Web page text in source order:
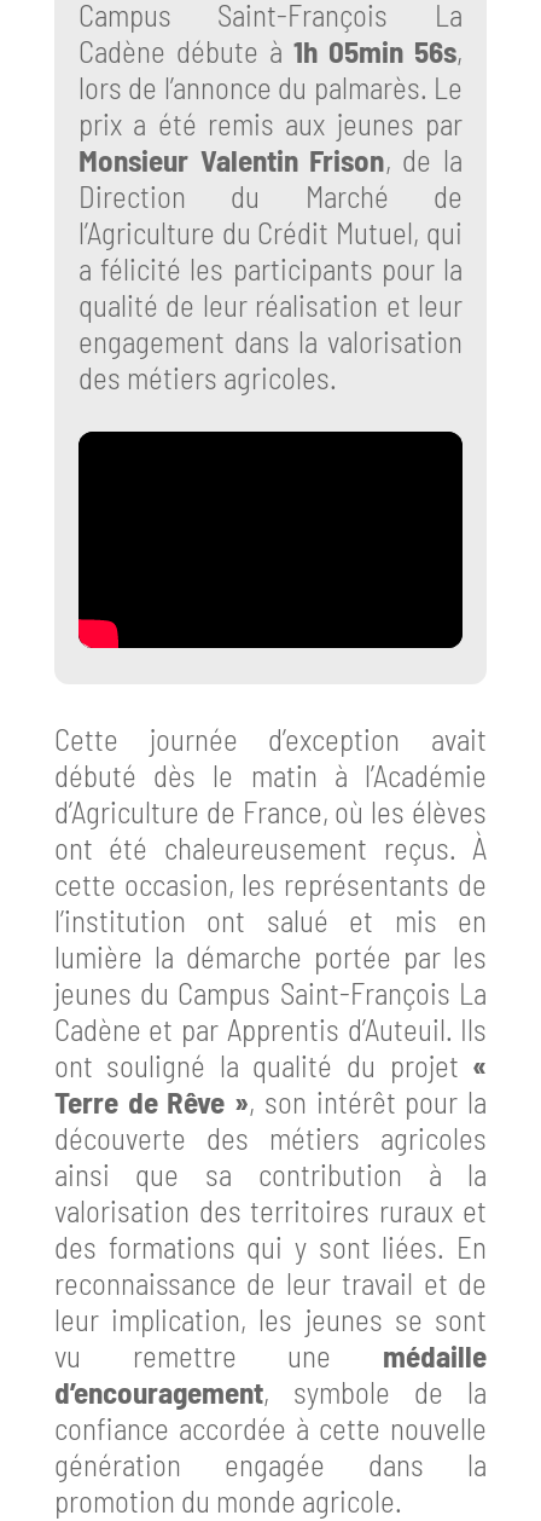
Campus Saint-François La
Cadène débute à1h 05min 56s,
lors de l’annonce du palmarès. Le
prix a été remis aux jeunes par
Monsieur Valentin Frison, de la
Direction du Marché de
l’Agriculture du Crédit Mutuel, qui
a félicité les participants pour la
qualité de leur réalisation et leur
engagement dans la valorisation
des métiers agricoles.
Cette journée d’exception avait
débuté dès le matin à l’Académie
d’Agriculture de France, où les élèves
ont été chaleureusement reçus. À
cette occasion, les représentants de
l’institution ont salué et mis en
lumière la démarche portée par les
jeunes du Campus Saint-François La
Cadène et par Apprentis d’Auteuil. Ils
ont souligné la qualité du projet «
Terre de Rêve », son intérêt pour la
découverte des métiers agricoles
ainsi que sa contribution à la
valorisation des territoires ruraux et
des formations qui y sont liées. En
reconnaissance de leur travail et de
leur implication, les jeunes se sont
vu remettre une médaille
d’encouragement, symbole de la
confiance accordée à cette nouvelle
génération engagée dans la
promotion du monde agricole.